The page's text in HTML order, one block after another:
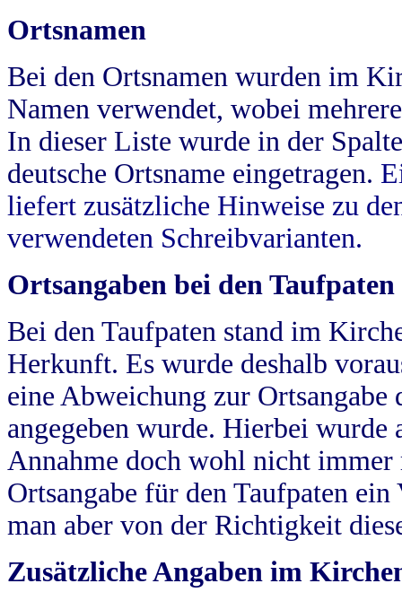
Ortsnamen
Bei den Ortsnamen wurden im
Namen verwendet, wobei
In dieser Liste wurde in der
deutsche Ortsname eingetragen.
liefert zusätzliche Hinweise zu
verwendeten Schreibvarianten.
Ortsangaben bei den Taufpaten
Bei den Taufpaten stand im
Herkunft. Es wurde deshalb
eine Abweichung zur
angegeben wurde. Hierbei wurde
Annahme doch wohl nicht
Ortsangabe für den Taufpaten
man aber von der Richtigkeit
Zusätzliche Angaben im